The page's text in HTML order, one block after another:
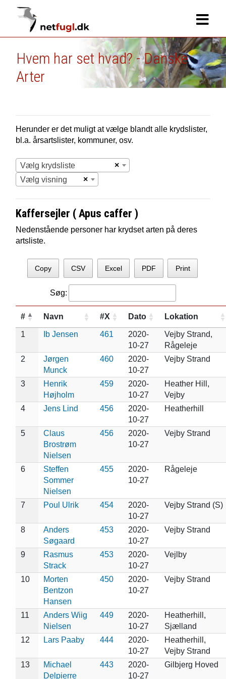
Hvem har set hvad? - Danske
Arter
Herunder er det muligt at vælge blandt alle krydslister,
bl.a. årsartslister, kommuner, osv.
×
Vælg krydsliste
×
Vælg visning
Kaffersejler ( Apus caffer )
Nedenstående personer har krydset arten på deres
artsliste.
Copy CSV Excel PDF Print
Søg:
# Navn #X Dato Lokation
1 Ib Jensen 461
2020-
10-27
Vejby Strand,
Rågeleje
2
Jørgen
Munck
460
2020-
10-27
Vejby Strand
3
Henrik
Højholm
459
2020-
10-27
Heather Hill,
Vejby
4
Jens Lind 456
2020-
10-27
Heatherhill
5
Claus
Brostrøm
Nielsen
456
2020-
10-27
Vejby Strand
6
Steffen
Sommer
Nielsen
455
2020-
10-27
Rågeleje
7 Poul Ulrik 454
2020-
10-27
Vejby Strand (S)
8
Anders
Søgaard
453
2020-
10-27
Vejby Strand
9
Rasmus
Strack
453
2020-
10-27
Vejlby
10
Morten
Bentzon
Hansen
450
2020-
10-27
Vejby Strand
11
Anders Wiig
Nielsen
449
2020-
10-27
Heatherhill,
Sjælland
12
Lars Paaby 444
2020-
10-27
Heatherhill,
Vejby Strand
13
Michael
Delpierre
443
2020-
10-27
Gilbjerg Hoved